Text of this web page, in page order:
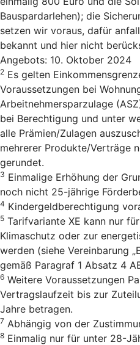
Bauspardarlehen); die
setzen wir voraus, dafür
bekannt und hier nicht
Angebots: 10. Oktober 2024
2 Es gelten
Voraussetzungen bei
Arbeitnehmersparzulage
bei Berechtigung und unter
alle Prämien/Zulagen
mehrerer Produkte/Verträge
gerundet.
3 Einmalige Erhöhung der
noch nicht 25-jährige
4 Kindergeldberechtigung
5 Tarifvariante XE kann nur
Klimaschutz oder zur
werden (siehe Vereinbarung
gemäß Paragraf 1 Absatz 4
6 Weitere Voraussetzungen
Vertragslaufzeit bis zur
Jahre betragen.
7 Abhängig von der
8 Einmalig nur für unter 28-